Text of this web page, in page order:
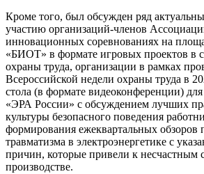
Кроме того, был обсужден ряд
участию организаций-членов
инновационных соревнованиях на
«БИОТ» в формате игровых проектов в
охраны труда, организации в рамках
Всероссийской недели охраны труда в
стола (в формате видеоконференции)
«ЭРА России» с обсуждением лучших
культуры безопасного поведения
формирования ежеквартальных обзоров
травматизма в электроэнергетике с
причин, которые привели к несчастным
производстве.